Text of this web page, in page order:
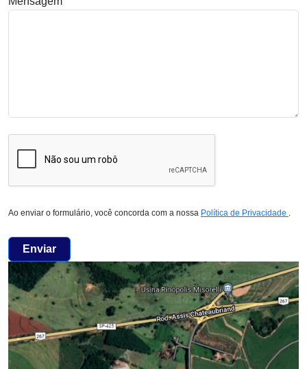
Ao enviar o formulário, você concorda com a nossa Política de Privacidade .
Enviar